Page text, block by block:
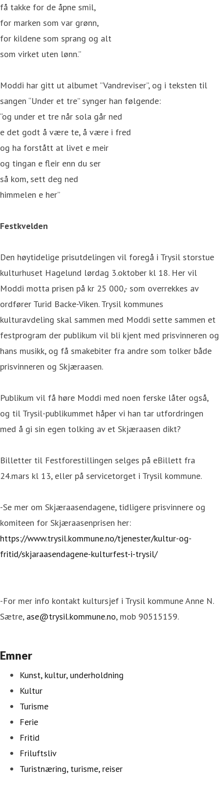
få takke for de åpne smil,
for marken som var grønn,
for kildene som sprang og alt
som virket uten lønn.”
Moddi har gitt ut albumet ”Vandreviser”, og i teksten til
sangen “Under et tre” synger han følgende:
“og under et tre når sola går ned
e det godt å være te, å være i fred
og ha forstått at livet e meir
og tingan e fleir enn du ser
så kom, sett deg ned
himmelen e her”
Festkvelden
Den høytidelige prisutdelingen vil foregå i Trysil storstue
kulturhuset Hagelund lørdag 3.oktober kl 18. Her vil
Moddi motta prisen på kr 25 000,- som overrekkes av
ordfører Turid Backe-Viken. Trysil kommunes
kulturavdeling skal sammen med Moddi sette sammen et
festprogram der publikum vil bli kjent med prisvinneren og
hans musikk, og få smakebiter fra andre som tolker både
prisvinneren og Skjæraasen.
Publikum vil få høre Moddi med noen ferske låter også,
og til Trysil-publikummet håper vi han tar utfordringen
med å gi sin egen tolking av et Skjæraasen dikt?
Billetter til Festforestillingen selges på eBillett fra
24.mars kl 13, eller på servicetorget i Trysil kommune.
-Se mer om Skjæraasendagene, tidligere prisvinnere og
komiteen for Skjæraasenprisen her:
https://www.trysil.kommune.no/tjenester/kultur-og-
fritid/skjaraasendagene-kulturfest-i-trysil/
-For mer info kontakt kultursjef i Trysil kommune Anne N.
Sætre, ase@trysil.kommune.no, mob 90515159.
Emner
Kunst, kultur, underholdning
Kultur
Turisme
Ferie
Fritid
Friluftsliv
Turistnæring, turisme, reiser